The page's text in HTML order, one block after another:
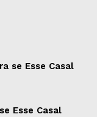
se Esse Casal
Esse Casal